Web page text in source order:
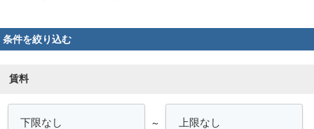
条件を絞り込む
賃料
～